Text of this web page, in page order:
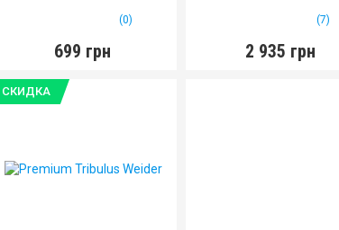
(0)
699 грн
(7)
2 935 грн
СКИДКА